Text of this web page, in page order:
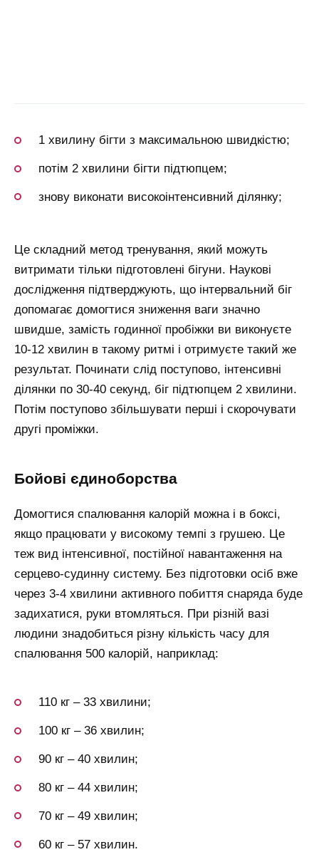
1 хвилину бігти з максимальною швидкістю;
потім 2 хвилини бігти підтюпцем;
знову виконати високоінтенсивний ділянку;
Це складний метод тренування, який можуть
витримати тільки підготовлені бігуни. Наукові
дослідження підтверджують, що інтервальний біг
допомагає домогтися зниження ваги значно
швидше, замість годинної пробіжки ви виконуєте
10-12 хвилин в такому ритмі і отримуєте такий же
результат. Починати слід поступово, інтенсивні
ділянки по 30-40 секунд, біг підтюпцем 2 хвилини.
Потім поступово збільшувати перші і скорочувати
другі проміжки.
бойові єдиноборства
Домогтися спалювання калорій можна і в боксі,
якщо працювати у високому темпі з грушею. Це
теж вид інтенсивної, постійної навантаження на
серцево-судинну систему. Без підготовки осіб вже
через 3-4 хвилини активного побиття снаряда буде
задихатися, руки втомляться. При різній вазі
людини знадобиться різну кількість часу для
спалювання 500 калорій, наприклад:
110 кг – 33 хвилини;
100 кг – 36 хвилин;
90 кг – 40 хвилин;
80 кг – 44 хвилин;
70 кг – 49 хвилин;
60 кг – 57 хвилин.